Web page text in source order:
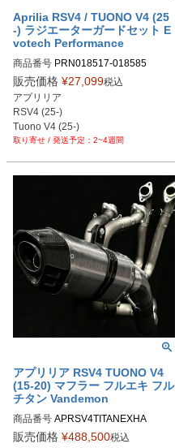
Aprilia RSV4 / TUONO V4 (25
-) ラジエーターガードセット E
votech Performance
商品番号 PRN018517-018585
PRN018517-018585-01
PRN018517-018585-02
PRN018517-018585-03
PRN018517-018585-04
販売価格 ¥27,099税込
アプリリア
RSV4 (25-)
Tuono V4 (25-)
2~4週間
アプリリア RSV4 TUONO V4
(15-20) マフラー フルエキ フル
チタン Vandemon
商品番号 APRSV4TITANEXHA
販売価格 ¥488,500税込